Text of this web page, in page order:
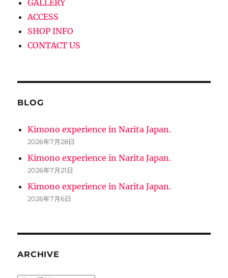
GALLERY
ACCESS
SHOP INFO
CONTACT US
BLOG
Kimono experience in Narita Japan.
2026年7月28日
Kimono experience in Narita Japan.
2026年7月21日
Kimono experience in Narita Japan.
2026年7月6日
ARCHIVE